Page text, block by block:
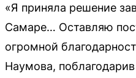
«Я приняла решение
Самаре… Оставляю
огромной
Наумова,